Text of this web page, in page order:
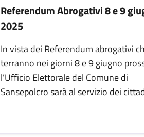
Referendum Abrogativi 8 e 9
2025
In vista dei Referendum abrogativi
terranno nei giorni 8 e 9 giugno
l’Ufficio Elettorale del Comune di
Sansepolcro sarà al servizio dei